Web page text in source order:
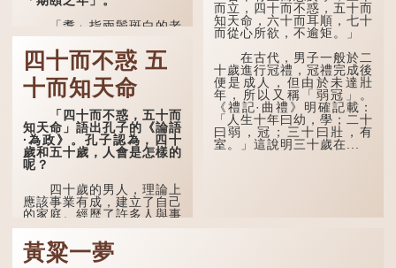
「耄」指兩鬢斑白的老
人家，亦含有思想紊亂的意
思；「耋」更有跌倒的意
思，也是用來形容老人家
的。
曹操《對酒歌》就曾寫
道：「耄耋皆得以壽終，恩
澤廣及草木昆蟲。」
到了一百歲呢？
那麼就可以稱為「期
頤」。《禮記.曲禮上》：
「百年曰期頤。」鄭玄註：
「期，猶要也；頤，養也。
不知衣服食味，孝子要盡養
道...
四十而不惑 五
十而知天命
「四十而不惑，五十而
知天命」語出孔子的《論語
·為政》。孔子認為，四十
歲和五十歲，人會是怎樣的
呢？
四十歲的男人，理論上
應該事業有成，建立了自己
的家庭。經歷了許多人與事
之後，對事物有了自己的判
斷能力，不會輕易為表象所
迷惑。
而立，四十而不惑，五十而
知天命，六十而耳順，七十
而從心所欲，不逾矩。」
在古代，男子一般於二
十歲進行冠禮，冠禮完成後
便是成人，但由於未達壯
年，所以又稱「弱冠」。
《禮記·曲禮》明確記載：
「人生十年曰幼，學；二十
曰弱，冠；三十曰壯，有
室。」這說明三十歲在...
黃粱一夢